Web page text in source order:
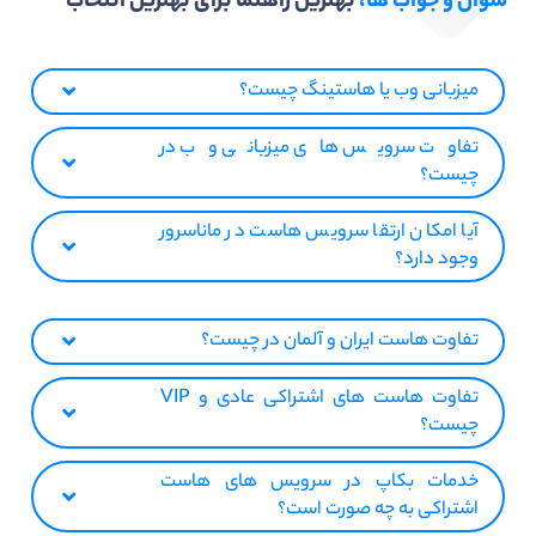
میزبانی وب یا هاستینگ چیست؟
تفاوت سرویس های میزبانی وب در
چیست؟
آیا امکان ارتقا سرویس هاست در ماناسرور
وجود دارد؟
تفاوت هاست ایران و آلمان در چیست؟
تفاوت هاست های اشتراکی عادی و VIP
چیست؟
خدمات بکاپ در سرویس های هاست
اشتراکی به چه صورت است؟